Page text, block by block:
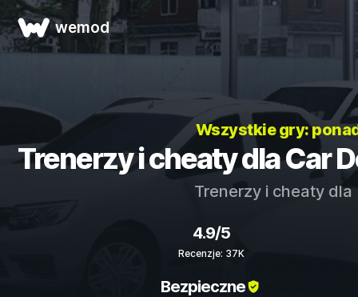
wemod
Wszystkie gry:
Trenerzy i cheaty dla Car
Trenerzy i cheaty dla
4.9/5
Recenzje: 37K
Bezpieczne